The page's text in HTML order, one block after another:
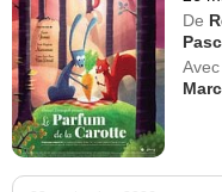
De
Avec